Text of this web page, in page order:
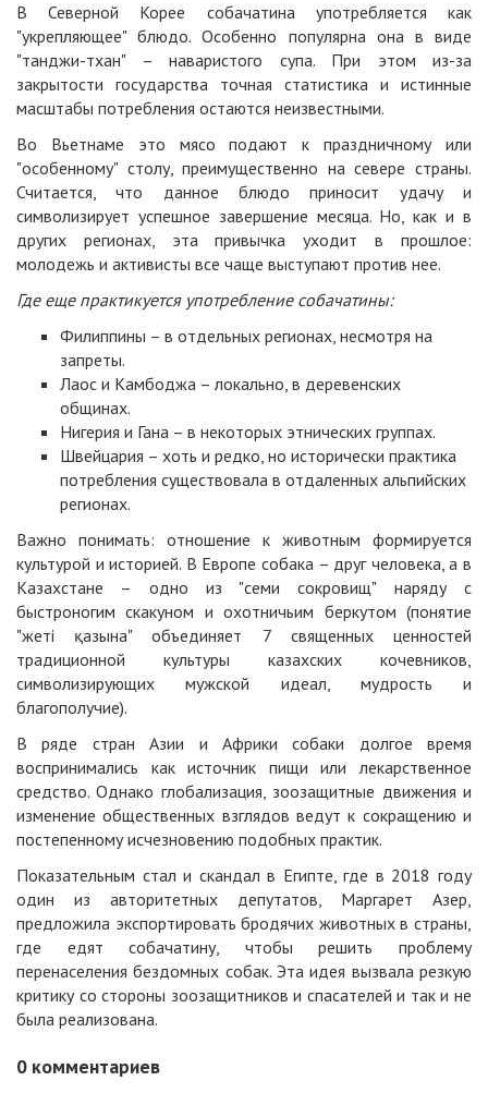
В Северной Корее собачатина употребляется как
"укрепляющее" блюдо. Особенно популярна она в виде
"танджи-тхан" – наваристого супа. При этом из-за
закрытости государства точная статистика и истинные
масштабы потребления остаются неизвестными.
Во Вьетнаме это мясо подают к праздничному или
"особенному" столу, преимущественно на севере страны.
Считается, что данное блюдо приносит удачу и
символизирует успешное завершение месяца. Но, как и в
других регионах, эта привычка уходит в прошлое:
молодежь и активисты все чаще выступают против нее.
Где еще практикуется употребление собачатины:
Филиппины – в отдельных регионах, несмотря на
запреты.
Лаос и Камбоджа – локально, в деревенских
общинах.
Нигерия и Гана – в некоторых этнических группах.
Швейцария – хоть и редко, но исторически практика
потребления существовала в отдаленных альпийских
регионах.
Важно понимать: отношение к животным формируется
культурой и историей. В Европе собака – друг человека, а в
Казахстане – одно из "семи сокровищ" наряду с
быстроногим скакуном и охотничьим беркутом (понятие
"жеті қазына" объединяет 7 священных ценностей
традиционной культуры казахских кочевников,
символизирующих мужской идеал, мудрость и
благополучие).
В ряде стран Азии и Африки собаки долгое время
воспринимались как источник пищи или лекарственное
средство. Однако глобализация, зоозащитные движения и
изменение общественных взглядов ведут к сокращению и
постепенному исчезновению подобных практик.
Показательным стал и скандал в Египте, где в 2018 году
один из авторитетных депутатов, Маргарет Азер,
предложила экспортировать бродячих животных в страны,
где едят собачатину, чтобы решить проблему
перенаселения бездомных собак. Эта идея вызвала резкую
критику со стороны зоозащитников и спасателей и так и не
была реализована.
0 комментариев